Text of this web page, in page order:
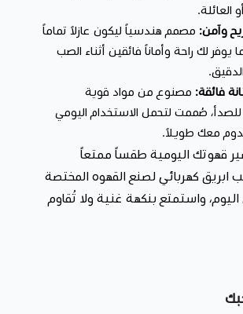
العائلة.
وآمن: مصمم هندسياً ليكون عازلاً تماماً
يوفر لك راحة وأماناً فائقين أثناء الصب
فائقة: مصنوع من مواد قوية
صُممت لتحمل الاستخدام اليومي
معك طويلاً.
قهوتك اليومية طقساً ممتعاً
ابريق كهربائي لصنع القهوه المختصة
اليوم، واستمتع بنكهة غنية ولا تُقاوم